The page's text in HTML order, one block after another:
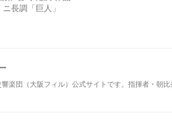
長調「巨人」
楽団（大阪フィル）公式サイトです。指揮者・朝